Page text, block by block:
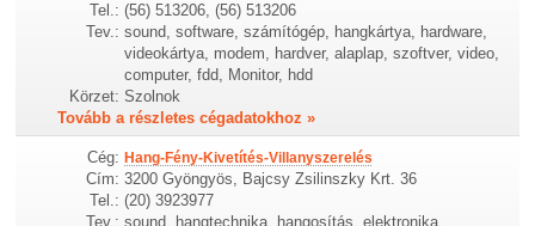
Tel.: (56) 513206, (56) 513206
Tev.: sound, software, számítógép, hangkártya, hardware,
videokártya, modem, hardver, alaplap, szoftver, video,
computer, fdd, Monitor, hdd
Körzet: Szolnok
Tovább a részletes cégadatokhoz »
Cég: Hang-Fény-Kivetítés-Villanyszerelés
Cím: 3200 Gyöngyös, Bajcsy Zsilinszky Krt. 36
Tel.: (20) 3923977
Tev.: sound, hangtechnika, hangosítás, elektronika,